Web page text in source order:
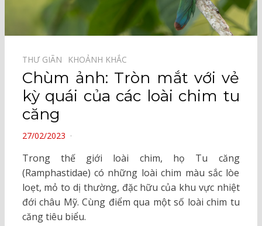
THƯ GIÃN⠀ KHOẢNH KHẮC⠀
Chùm ảnh: Tròn mắt với vẻ
kỳ quái của các loài chim tu
căng
POSTED
27/02/2023
Trong thế giới loài chim, họ Tu căng
(Ramphastidae) có những loài chim màu sắc lòe
loẹt, mỏ to dị thường, đặc hữu của khu vực nhiệt
đới châu Mỹ. Cùng điểm qua một số loài chim tu
căng tiêu biểu.